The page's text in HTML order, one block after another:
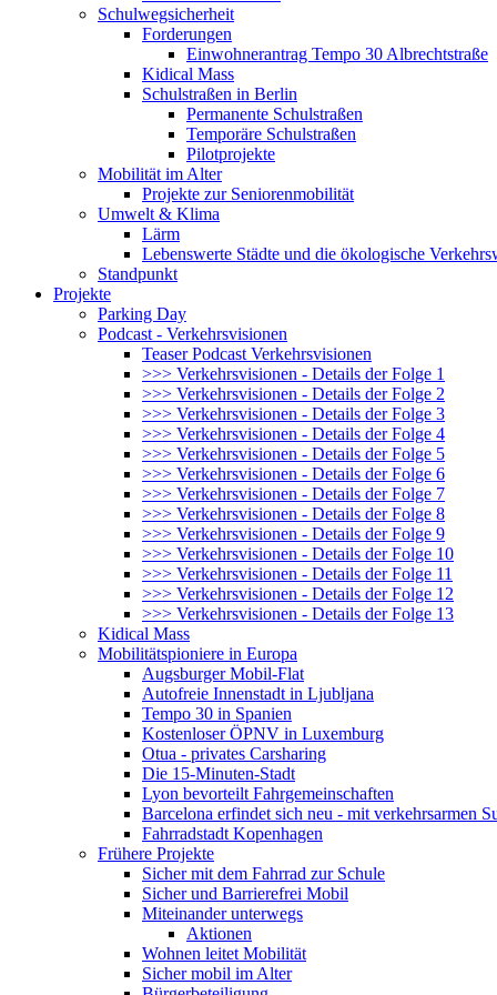
Schulwegsicherheit
Forderungen
Einwohnerantrag Tempo 30 Albrechtstraße
Kidical Mass
Schulstraßen in Berlin
Permanente Schulstraßen
Temporäre Schulstraßen
Pilotprojekte
Mobilität im Alter
Projekte zur Seniorenmobilität
Umwelt & Klima
Lärm
Lebenswerte Städte und die ökologische
Standpunkt
Projekte
Parking Day
Podcast - Verkehrsvisionen
Teaser Podcast Verkehrsvisionen
>>> Verkehrsvisionen - Details der Folge 1
>>> Verkehrsvisionen - Details der Folge 2
>>> Verkehrsvisionen - Details der Folge 3
>>> Verkehrsvisionen - Details der Folge 4
>>> Verkehrsvisionen - Details der Folge 5
>>> Verkehrsvisionen - Details der Folge 6
>>> Verkehrsvisionen - Details der Folge 7
>>> Verkehrsvisionen - Details der Folge 8
>>> Verkehrsvisionen - Details der Folge 9
>>> Verkehrsvisionen - Details der Folge 10
>>> Verkehrsvisionen - Details der Folge 11
>>> Verkehrsvisionen - Details der Folge 12
>>> Verkehrsvisionen - Details der Folge 13
Kidical Mass
Mobilitätspioniere in Europa
Augsburger Mobil-Flat
Autofreie Innenstadt in Ljubljana
Tempo 30 in Spanien
Kostenloser ÖPNV in Luxemburg
Otua - privates Carsharing
Die 15-Minuten-Stadt
Lyon bevorteilt Fahrgemeinschaften
Barcelona erfindet sich neu - mit verkehrsarmen
Fahrradstadt Kopenhagen
Frühere Projekte
Sicher mit dem Fahrrad zur Schule
Sicher und Barrierefrei Mobil
Miteinander unterwegs
Aktionen
Wohnen leitet Mobilität
Sicher mobil im Alter